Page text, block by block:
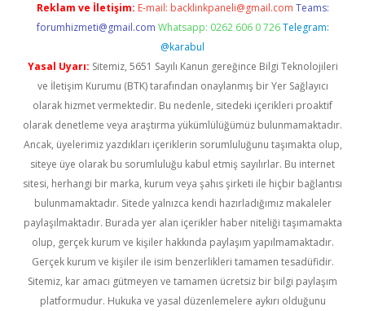
Reklam ve İletişim: E-mail: backlinkpaneli@gmail.com Teams:
forumhizmeti@gmail.com Whatsapp: 0262 606 0 726 Telegram:
@karabul
Yasal Uyarı: Sitemiz, 5651 Sayılı Kanun gereğince Bilgi Teknolojileri
ve İletişim Kurumu (BTK) tarafından onaylanmış bir Yer Sağlayıcı
olarak hizmet vermektedir. Bu nedenle, sitedeki içerikleri proaktif
olarak denetleme veya araştırma yükümlülüğümüz bulunmamaktadır.
Ancak, üyelerimiz yazdıkları içeriklerin sorumluluğunu taşımakta olup,
siteye üye olarak bu sorumluluğu kabul etmiş sayılırlar. Bu internet
sitesi, herhangi bir marka, kurum veya şahıs şirketi ile hiçbir bağlantısı
bulunmamaktadır. Sitede yalnızca kendi hazırladığımız makaleler
paylaşılmaktadır. Burada yer alan içerikler haber niteliği taşımamakta
olup, gerçek kurum ve kişiler hakkında paylaşım yapılmamaktadır.
Gerçek kurum ve kişiler ile isim benzerlikleri tamamen tesadüfidir.
Sitemiz, kar amacı gütmeyen ve tamamen ücretsiz bir bilgi paylaşım
platformudur. Hukuka ve yasal düzenlemelere aykırı olduğunu